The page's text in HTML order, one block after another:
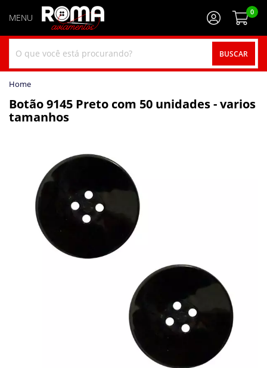
BUSCAR
0
home
Botão 9145 Preto com 50 unidades - varios
tamanhos